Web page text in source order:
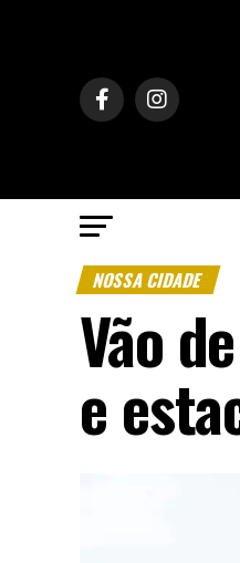
NOSSA CIDADE
Vão
e